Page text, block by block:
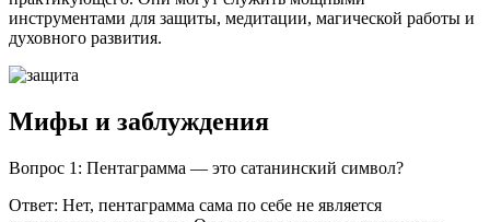
инструментами для защиты, медитации, магической работы и
духовного развития.
Мифы и заблуждения
Вопрос 1: Пентаграмма — это сатанинский символ?
Ответ: Нет, пентаграмма сама по себе не является